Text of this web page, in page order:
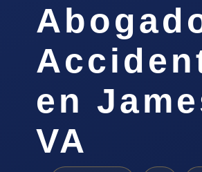
en
VA